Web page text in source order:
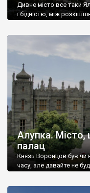
Дивне місто все таки
і бідністю, між
Алупка. Місто,
палац
Князь Воронцов був
часу, але давайте не